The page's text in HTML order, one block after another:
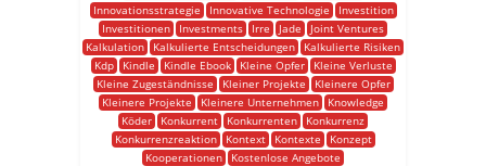
Innovationsstrategie
Innovative Technologie
Investition
Investitionen
Investments Irre Jade
Joint Ventures
Kalkulation
Kalkulierte Entscheidungen
Kalkulierte Risiken
Kdp
Kindle Kindle Ebook Kleine Opfer
Kleine Verluste
Kleine Zugeständnisse
Kleiner Projekte
Kleinere Opfer
Kleinere Projekte
Kleinere Unternehmen
Knowledge
Köder
Konkurrent Konkurrenten
Konkurrenz
Konkurrenzreaktion
Kontext Kontexte
Konzept
Kooperationen
Kostenlose Angebote